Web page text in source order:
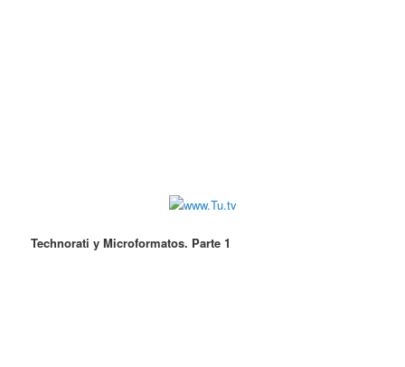
Technorati y Microformatos. Parte 1